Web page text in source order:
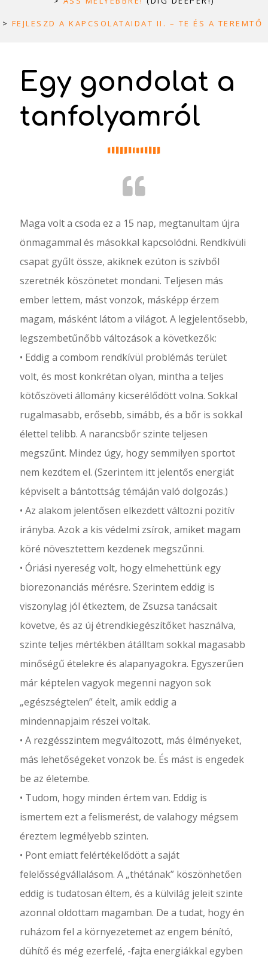
> FEJLESZD A KAPCSOLATAIDAT II. – TE ÉS A TEREMTŐ
Egy gondolat a
tanfolyamról
Maga volt a csoda ez a 15 nap, megtanultam újra
önmagammal és másokkal kapcsolódni. Rendkívüli
csapat gyűlt össze, akiknek ezúton is szívből
szeretnék köszönetet mondani. Teljesen más
ember lettem, mást vonzok, másképp érzem
magam, másként látom a világot. A legjelentősebb,
legszembetűnőbb változások a következők:
• Eddig a combom rendkívül problémás terület
volt, és most konkrétan olyan, mintha a teljes
kötőszöveti állomány kicserélődött volna. Sokkal
rugalmasabb, erősebb, simább, és a bőr is sokkal
élettel telibb. A narancsbőr szinte teljesen
megszűnt. Mindez úgy, hogy semmilyen sportot
nem kezdtem el. (Szerintem itt jelentős energiát
képviselt a bántottság témáján való dolgozás.)
• Az alakom jelentősen elkezdett változni pozitív
irányba. Azok a kis védelmi zsírok, amiket magam
köré növesztettem kezdenek megszűnni.
• Óriási nyereség volt, hogy elmehettünk egy
biorezonanciás mérésre. Szerintem eddig is
viszonylag jól étkeztem, de Zsuzsa tanácsait
követve, és az új étrendkiegészítőket használva,
szinte teljes mértékben átálltam sokkal magasabb
minőségű ételekre és alapanyagokra. Egyszerűen
már képtelen vagyok megenni nagyon sok
„egészségtelen” ételt, amik eddig a
mindennapjaim részei voltak.
• A rezgésszintem megváltozott, más élményeket,
más lehetőségeket vonzok be. És mást is engedek
be az életembe.
• Tudom, hogy minden értem van. Eddig is
ismertem ezt a felismerést, de valahogy mégsem
éreztem legmélyebb szinten.
• Pont emiatt felértékelődött a saját
felelősségvállalásom. A „thétának” köszönhetően
eddig is tudatosan éltem, és a külvilág jeleit szinte
azonnal oldottam magamban. De a tudat, hogy én
ruházom fel a környezetemet az engem bénító,
dühítő és még ezerfelé, -fajta energiákkal egyben